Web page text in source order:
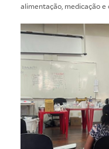
alimentação, medicação